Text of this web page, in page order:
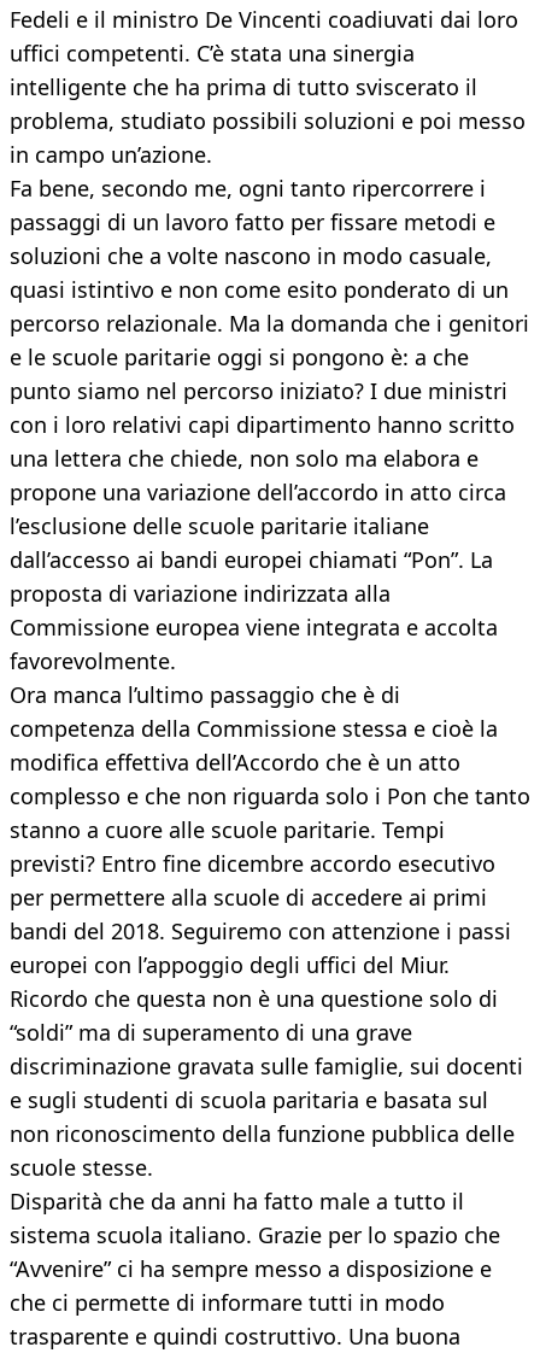
Fedeli e il ministro De Vincenti coadiuvati dai loro
uffici competenti. C’è stata una sinergia
intelligente che ha prima di tutto sviscerato il
problema, studiato possibili soluzioni e poi messo
in campo un’azione.
Fa bene, secondo me, ogni tanto ripercorrere i
passaggi di un lavoro fatto per fissare metodi e
soluzioni che a volte nascono in modo casuale,
quasi istintivo e non come esito ponderato di un
percorso relazionale. Ma la domanda che i genitori
e le scuole paritarie oggi si pongono è: a che
punto siamo nel percorso iniziato? I due ministri
con i loro relativi capi dipartimento hanno scritto
una lettera che chiede, non solo ma elabora e
propone una variazione dell’accordo in atto circa
l’esclusione delle scuole paritarie italiane
dall’accesso ai bandi europei chiamati “Pon”. La
proposta di variazione indirizzata alla
Commissione europea viene integrata e accolta
favorevolmente.
Ora manca l’ultimo passaggio che è di
competenza della Commissione stessa e cioè la
modifica effettiva dell’Accordo che è un atto
complesso e che non riguarda solo i Pon che tanto
stanno a cuore alle scuole paritarie. Tempi
previsti? Entro fine dicembre accordo esecutivo
per permettere alla scuole di accedere ai primi
bandi del 2018. Seguiremo con attenzione i passi
europei con l’appoggio degli uffici del Miur.
Ricordo che questa non è una questione solo di
“soldi” ma di superamento di una grave
discriminazione gravata sulle famiglie, sui docenti
e sugli studenti di scuola paritaria e basata sul
non riconoscimento della funzione pubblica delle
scuole stesse.
Disparità che da anni ha fatto male a tutto il
sistema scuola italiano. Grazie per lo spazio che
“Avvenire” ci ha sempre messo a disposizione e
che ci permette di informare tutti in modo
trasparente e quindi costruttivo. Una buona